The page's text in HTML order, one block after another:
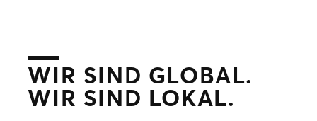
WIR SIND GLOBAL.
WIR SIND LOKAL.